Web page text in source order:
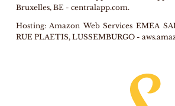
Bruxelles, BE - centralapp.com.
Hosting: Amazon Web Services EMEA
RUE PLAETIS, LUSSEMBURGO -